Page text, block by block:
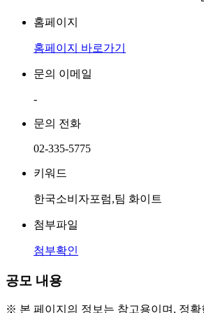
홈페이지
홈페이지 바로가기
문의 이메일
-
문의 전화
02-335-5775
키워드
한국소비자포럼,팀 화이트
첨부파일
첨부확인
공모 내용
※ 본 페이지의 정보는 참고용이며, 정